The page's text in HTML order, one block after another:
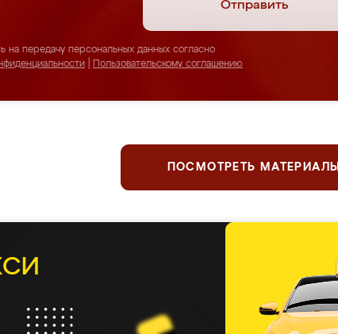
Отправить
на передачу персональных данных согласно
Пользовательскому соглашению
ПОСМОТРЕТЬ МАТЕРИАЛЫ